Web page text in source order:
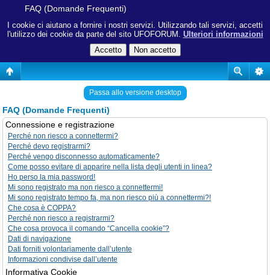
I cookie ci aiutano a fornire i nostri servizi. Utilizzando tali servizi, accetti
l'utilizzo dei cookie da parte del sito UFOFORUM. Ulteriori informazioni
FAQ (Domande Frequenti)
Passa allo versione desktop
FAQ (Domande Frequenti)
Connessione e registrazione
Perché non riesco a connettermi?
Perché devo registrarmi?
Perché vengo disconnesso automaticamente?
Come posso evitare di apparire nella lista degli utenti in linea?
Ho perso la mia password!
Mi sono registrato ma non riesco a connettermi!
Mi sono registrato tempo fa, ma non riesco più a connettermi?!
Che cosa è COPPA?
Perché non riesco a registrarmi?
Che cosa provoca il comando “Cancella cookie”?
Dati di navigazione
Dati forniti volontariamente dall’utente
Informazioni condivise dall’utente
Informativa Cookie